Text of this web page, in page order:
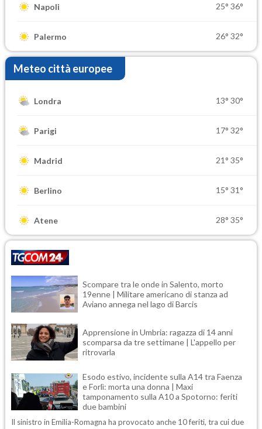
Napoli 25° 36°
Palermo 26° 32°
Meteo città europee
Londra 13° 30°
Parigi 17° 32°
Madrid 21° 35°
Berlino 15° 31°
Atene 28° 35°
Scompare tra le onde in Salento, morto
19enne | Militare americano di stanza ad
Aviano annega nel lago di Barcis
Apprensione in Umbria: ragazza di 14 anni
scomparsa da tre settimane | L'appello per
ritrovarla
Esodo estivo, incidente sulla A14 tra Faenza
e Forlì: morta una donna | Maxi
tamponamento sulla A10 a Spotorno: feriti
due bambini
Il sinistro in Emilia-Romagna ha provocato anche 10 feriti, tra cui due